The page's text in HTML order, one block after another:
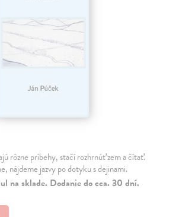
rôzne príbehy, stačí rozhrnúť zem a čítať.
nájdeme jazvy po dotyku s dejinami.
na sklade. Dodanie do cca. 30 dní.